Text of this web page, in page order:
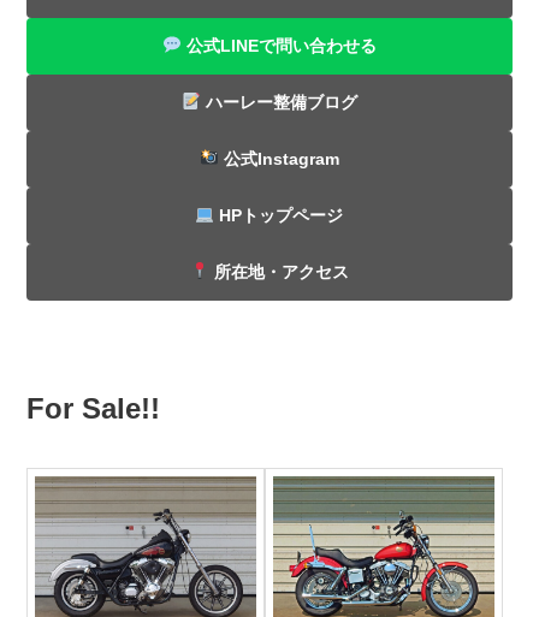
公式LINEで問い合わせる
ハーレー整備ブログ
公式Instagram
HPトップページ
所在地・アクセス
For Sale!!